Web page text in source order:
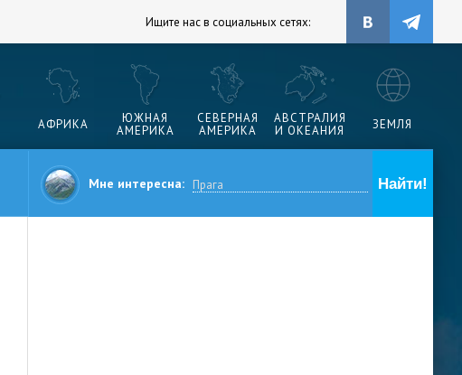
Ищите нас в социальных сетях:
АФРИКА
ЮЖНАЯ
АМЕРИКА
СЕВЕРНАЯ
АМЕРИКА
АВСТРАЛИЯ
И ОКЕАНИЯ
ЗЕМЛЯ
Мне интересна: